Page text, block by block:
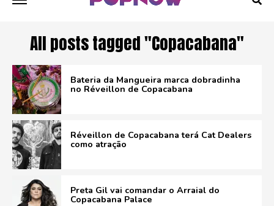
All posts tagged "Copacabana"
Bateria da Mangueira marca dobradinha
no Réveillon de Copacabana
Réveillon de Copacabana terá Cat Dealers
como atração
Preta Gil vai comandar o Arraial do
Copacabana Palace